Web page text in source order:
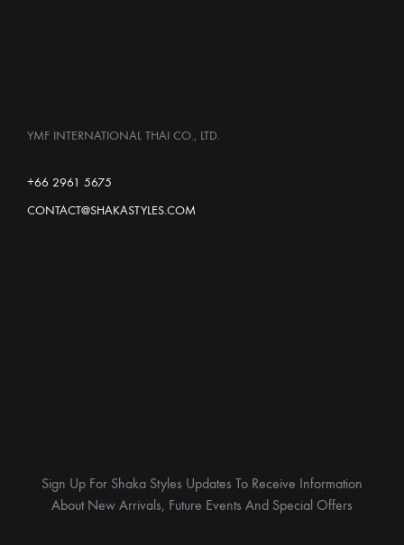
YMF INTERNATIONAL THAI CO., LTD.
+66 2961 5675
CONTACT@SHAKASTYLES.COM
Sign Up For Shaka Styles Updates To Receive Information
About New Arrivals, Future Events And Special Offers